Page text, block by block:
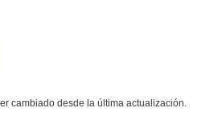
cambiado desde la última actualización.